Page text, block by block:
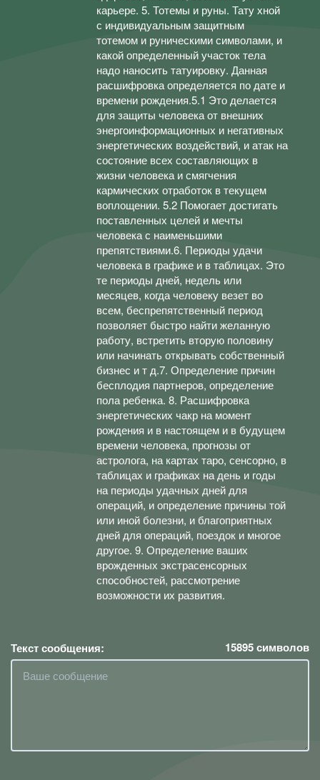
карьере. 5. Тотемы и руны. Тату хной
с индивидуальным защитным
тотемом и руническими символами, и
какой определенный участок тела
надо наносить татуировку. Данная
расшифровка определяется по дате и
времени рождения.5.1 Это делается
для защиты человека от внешних
энергоинформационных и негативных
энергетических воздействий, и атак на
состояние всех составляющих в
жизни человека и смягчения
кармических отработок в текущем
воплощении. 5.2 Помогает достигать
поставленных целей и мечты
человека с наименьшими
препятствиями.6. Периоды удачи
человека в графике и в таблицах. Это
те периоды дней, недель или
месяцев, когда человеку везет во
всем, беспрепятственный период
позволяет быстро найти желанную
работу, встретить вторую половину
или начинать открывать собственный
бизнес и т д.7. Определение причин
бесплодия партнеров, определение
пола ребенка. 8. Расшифровка
энергетических чакр на момент
рождения и в настоящем и в будущем
времени человека, прогнозы от
астролога, на картах таро, сенсорно, в
таблицах и графиках на день и годы
на периоды удачных дней для
операций, и определение причины той
или иной болезни, и благоприятных
дней для операций, поездок и многое
другое. 9. Определение ваших
врожденных экстрасенсорных
способностей, рассмотрение
возможности их развития.
Текст сообщения: 15895символов